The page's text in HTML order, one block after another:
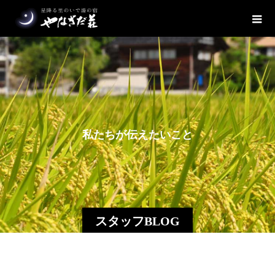
スタッフBLOG
私たちが伝えたいこと